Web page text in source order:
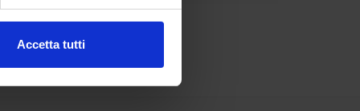
Accetta tutti